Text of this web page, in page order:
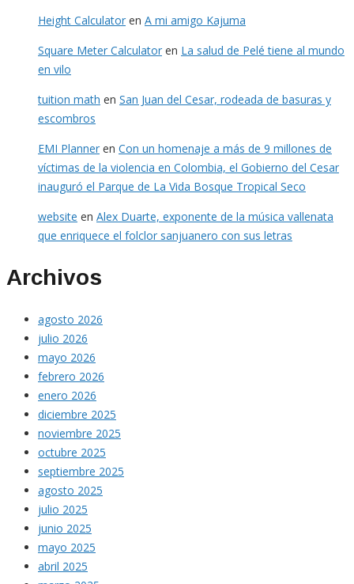
Height Calculator en A mi amigo Kajuma
Square Meter Calculator en La salud de Pelé tiene al mundo
en vilo
tuition math en San Juan del Cesar, rodeada de basuras y
escombros
EMI Planner en Con un homenaje a más de 9 millones de
víctimas de la violencia en Colombia, el Gobierno del Cesar
inauguró el Parque de La Vida Bosque Tropical Seco
website en Alex Duarte, exponente de la música vallenata
que enriquece el folclor sanjuanero con sus letras
Archivos
agosto 2026
julio 2026
mayo 2026
febrero 2026
enero 2026
diciembre 2025
noviembre 2025
octubre 2025
septiembre 2025
agosto 2025
julio 2025
junio 2025
mayo 2025
abril 2025